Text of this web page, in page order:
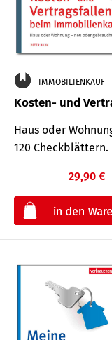
IMMOBILIENKAUF
Kosten- und
Haus oder
120 Check­blättern.
29,90 €